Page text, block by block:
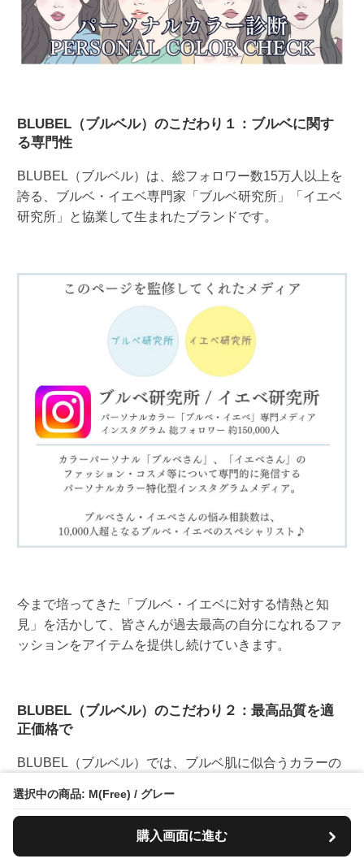
選択中の商品: M(Free) / グレー
購入画面に進む
BLUBEL（ブルベル）のこだわり１：ブルベに関す
る専門性
BLUBEL（ブルベル）は、総フォロワー数15万人以上を
誇る、ブルベ・イエベ専門家「ブルベ研究所」「イエベ
研究所」と協業して生まれたブランドです。
今まで培ってきた「ブルベ・イエベに対する情熱と知
見」を活かして、皆さんが過去最高の自分になれるファ
ッションをアイテムを提供し続けていきます。
BLUBEL（ブルベル）のこだわり２：最高品質を適
正価格で
BLUBEL（ブルベル）では、ブルベ肌に似合うカラーの
でお届けいたします。